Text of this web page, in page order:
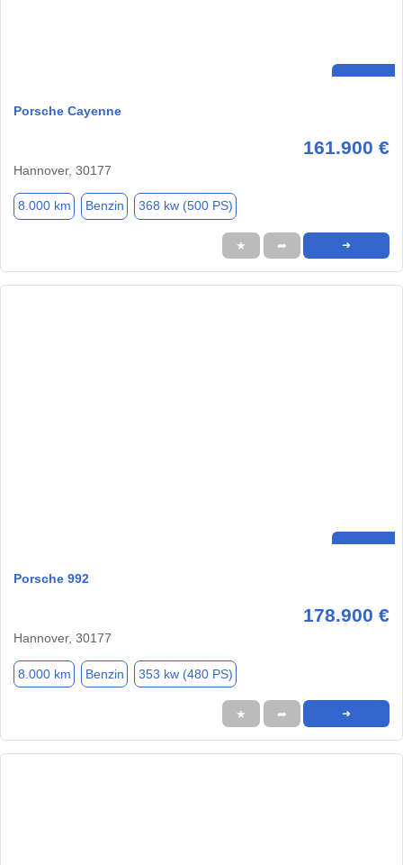
Porsche Cayenne
161.900 €
Hannover, 30177
8.000 km Benzin 368 kw (500 PS)
★ ➦ ➜
Porsche 992
178.900 €
Hannover, 30177
8.000 km Benzin 353 kw (480 PS)
★ ➦ ➜